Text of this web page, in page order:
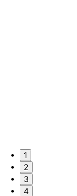
1
2
3
4